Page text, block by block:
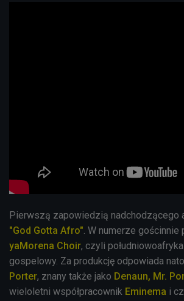
Pierwszą zapowiedzią nadchodzącego
"God Gotta Afro" . W numerze
yaMorena Choir, czyli
gospelowy. Za produkcję odpowiada
Porter, znany także jako Denaun, Mr.
wieloletni współpracownik Eminema i